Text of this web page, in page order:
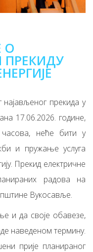
О
прекида у
17.06.2026. године,
неће бити у
и пружање услуга
Прекид електричне
радова на
Вукосавље.
и да своје обавезе,
наведеном термину.
прије планираног